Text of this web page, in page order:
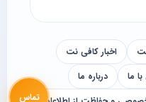
تماس
اخبار کافی نت
ما
درباره ما